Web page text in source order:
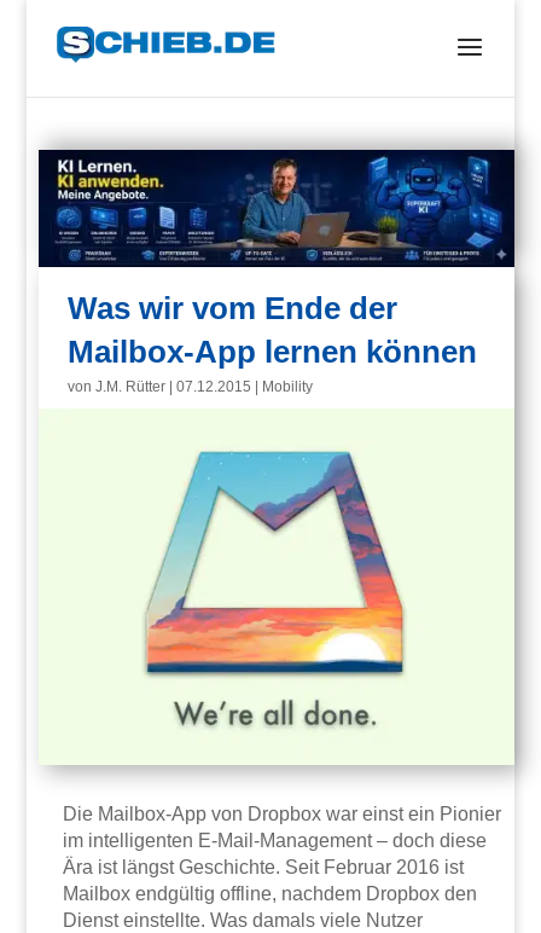
Was wir vom Ende der
Mailbox-App lernen können
vonJ.M. Rütter |07.12.2015 Mobility
Die Mailbox-App von Dropbox war einst ein Pionier
im intelligenten E-Mail-Management – doch diese
Ära ist längst Geschichte. Seit Februar 2016 ist
Mailbox endgültig offline, nachdem Dropbox den
Dienst einstellte. Was damals viele Nutzer